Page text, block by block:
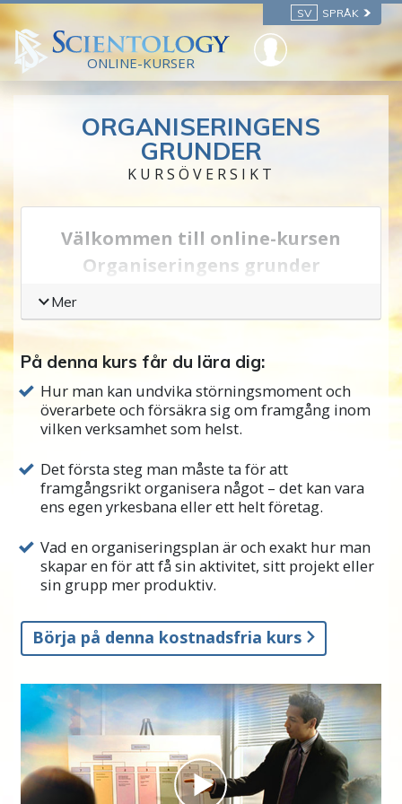
SV SPRÅK
ONLINE-KURSER
ORGANISERINGENS
GRUNDER
KURSÖVERSIKT
Välkommen till online-kursen
Organiseringens grunder
Vi kan alla se att om saker vore bättre
organiserade, skulle människor ha det bättre.
myndighet, skola eller grupp som inte var väl
organiserad, och vi upplevde förvirring,
förseningar och upprördhet när vi försökte
handskas med denna bristfälliga
Att försöka få igång någonting – en plan,
någon ny idé man hade, kanske starta en ny
affärsverksamhet – utan någon organisering,
kan bli en mardröm. Organisering är vad som
gör personlig framgång möjlig inom en
varje gruppaktivitet man kanske är involverad
i. För att uppnå sina mål, oavsett hur stora
organiserar saker och ting.
På den här kursen kommer du att lära dig de
allmänna reglerna för organisering, hur du
använder dem och de exakta stegen du kan
Mer
På denna kurs får du lära dig:
Hur man kan undvika störningsmoment och
överarbete och försäkra sig om framgång inom
vilken verksamhet som helst.
Det första steg man måste ta för att
framgångsrikt organisera något – det kan vara
ens egen yrkesbana eller ett helt företag.
Vad en organiseringsplan är och exakt hur man
skapar en för att få sin aktivitet, sitt projekt eller
sin grupp mer produktiv.
Börja på denna kostnadsfria kurs